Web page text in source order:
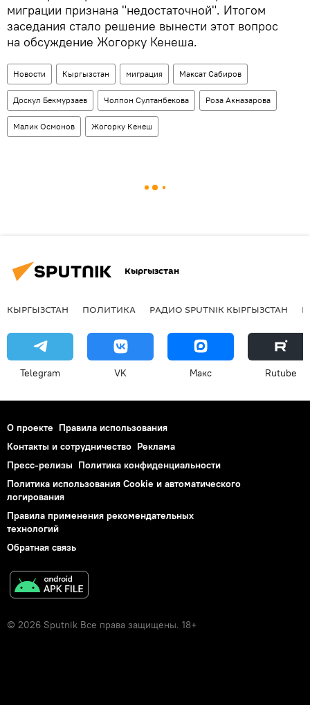
миграции признана "недостаточной". Итогом
заседания стало решение вынести этот вопрос
на обсуждение Жогорку Кенеша.
Новости Кыргызстан миграция Максат Сабиров
Доскул Бекмурзаев Чолпон Султанбекова Роза Акназарова
Малик Осмонов Жогорку Кенеш
Кыргызстан
КЫРГЫЗСТАН ПОЛИТИКА РАДИО SPUTNIK КЫРГЫЗСТАН
Telegram VK Макс Rutube
О проекте Правила использования
Контакты и сотрудничество Реклама
Пресс-релизы Политика конфиденциальности
Политика использования Cookie и автоматического
логирования
Правила применения рекомендательных
технологий
Обратная связь
© 2026 Sputnik Все права защищены. 18+